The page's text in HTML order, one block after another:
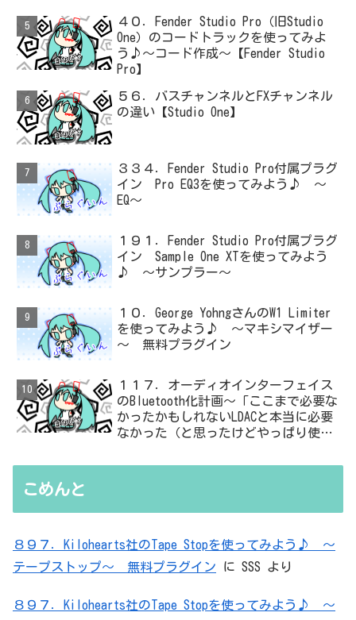
４０．Fender Studio Pro（旧Studio
One）のコードトラックを使ってみよ
う♪～コード作成～【Fender Studio
Pro】
５６．バスチャンネルとFXチャンネル
の違い【Studio One】
３３４．Fender Studio Pro付属プラグ
イン Pro EQ3を使ってみよう♪ ～
EQ～
１９１．Fender Studio Pro付属プラグ
イン Sample One XTを使ってみよう
♪ ～サンプラー～
１０．George YohngさんのW1 Limiter
を使ってみよう♪ ～マキシマイザー
～ 無料プラグイン
１１７．オーディオインターフェイス
のBluetooth化計画～「ここまで必要な
かったかもしれないLDACと本当に必要
なかった（と思ったけどやっぱり使っ
無駄を重ねた結論はシンプルだった
こめんと
８９７．Kilohearts社のTape Stopを使ってみよう♪ ～
テープストップ～ 無料プラグイン に SSS より
８９７．Kilohearts社のTape Stopを使ってみよう♪ ～